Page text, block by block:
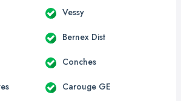
Vessy
Bernex Dist
Conches
Carouge GE